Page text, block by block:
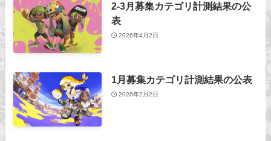
2-3月募集カテゴリ計測結果の公
表
2026年4月2日
1月募集カテゴリ計測結果の公表
2026年2月2日